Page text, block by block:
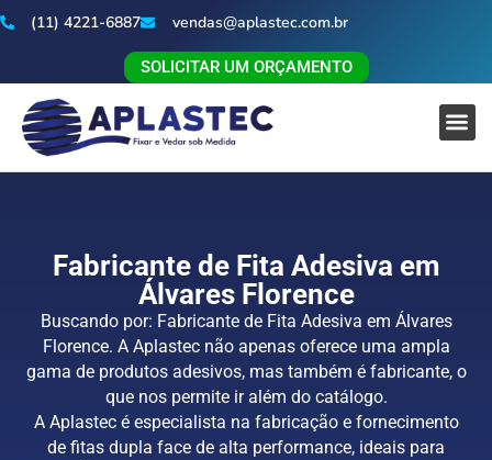
(11) 4221-6887 vendas@aplastec.com.br
SOLICITAR UM ORÇAMENTO
Fabricante de Fita Adesiva em
Álvares Florence
Buscando por: Fabricante de Fita Adesiva em Álvares
Florence. A Aplastec não apenas oferece uma ampla
gama de produtos adesivos, mas também é fabricante, o
que nos permite ir além do catálogo.
A Aplastec é especialista na fabricação e fornecimento
de fitas dupla face de alta performance, ideais para